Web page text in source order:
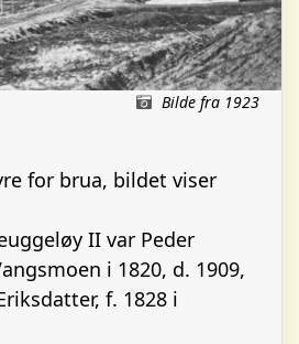
Bilde fra 1923
for brua, bildet viser
II var Peder
i 1820, d. 1909,
f. 1828 i